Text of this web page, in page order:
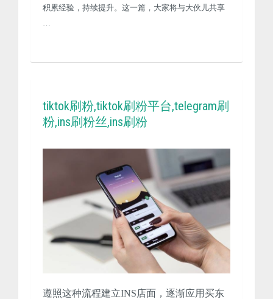
积累经验，持续提升。这一篇，大家将与大伙儿共享
…
tiktok刷粉,tiktok刷粉平台,telegram刷
粉,ins刷粉丝,ins刷粉
遵照这种流程建立INS店面，逐渐应用买东